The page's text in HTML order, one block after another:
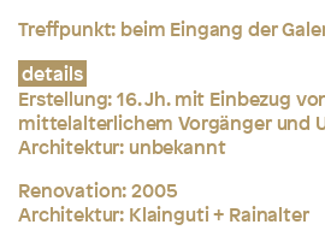
Treffpunkt: beim Eingang der
details
Erstellung:16. Jh. mit Einbezug
mittelalterlichem Vorgänger und
Architektur: unbekannt
Renovation: 2005
Architektur: Klainguti + Rainalter